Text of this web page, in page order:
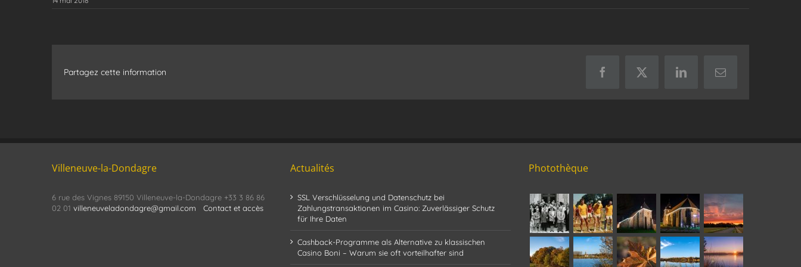
Partagez cette information FacebookX LinkedInEmail
Villeneuve-la-Dondagre
6 rue des Vignes 89150 Villeneuve-la-Dondagre +33 3 86 86
02 01 villeneuveladondagre@gmail.com Contact et accès
Actualités
SSL Verschlüsselung und Datenschutz bei
Zahlungstransaktionen im Casino: Zuverlässiger Schutz
für Ihre Daten
Cashback-Programme als Alternative zu klassischen
Casino Boni – Warum sie oft vorteilhafter sind
Photothèque